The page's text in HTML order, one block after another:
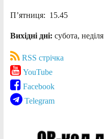
П’ятниця: 15.45
Вихідні дні: субота, неділя
RSS стрічка
YouTube
Facebook
Telegram